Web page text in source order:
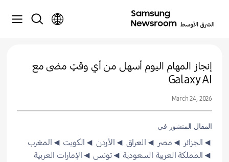
إنجاز المهام اليوم أسهل من أي وقتٍ مضى مع
Galaxy AI
March 24, 2026
المقال المنشور في
◄الجزائر ◄مصر ◄العراق ◄الأردن ◄الكويت ◄المغرب
◄المملكة العربية السعودية ◄تونس ◄الإمارات العربية